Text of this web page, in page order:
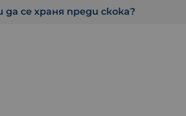
да се храня преди скока?